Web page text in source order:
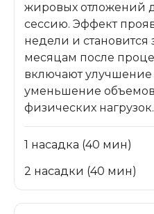
жировых отложений
сессию. Эффект
недели и становится
месяцам после
включают улучшение
уменьшение объемов
физических нагрузок.
1 насадка (40 мин)
2 насадки (40 мин)